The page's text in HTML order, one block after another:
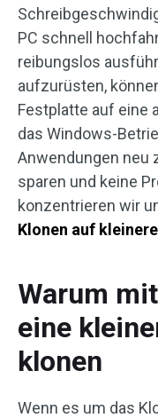
PC schnell
reibungslos
aufzurüsten,
Festplatte auf eine
das Windows-
Anwendungen neu
sparen und keine
konzentrieren wir
Klonen auf
Warum
eine
klonen
Wenn es um das